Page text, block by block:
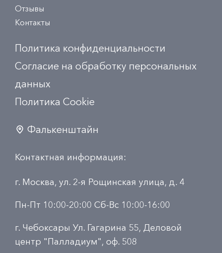
Отзывы
Контакты
Политика конфиденциальности
Согласие на обработку персональных
данных
Политика Сookie
Фалькенштайн
Контактная информация:
г. Москва, ул. 2-я Рощинская улица, д. 4
Пн-Пт 10:00-20:00 Сб-Вс 10:00-16:00
г. Чебоксары Ул. Гагарина 55, Деловой
центр "Палладиум", оф. 508